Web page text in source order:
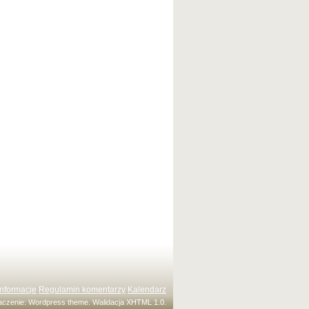
Regulamin komentarzy Kalendarz
Wordpress theme. WalidacjaXHTML 1.0.